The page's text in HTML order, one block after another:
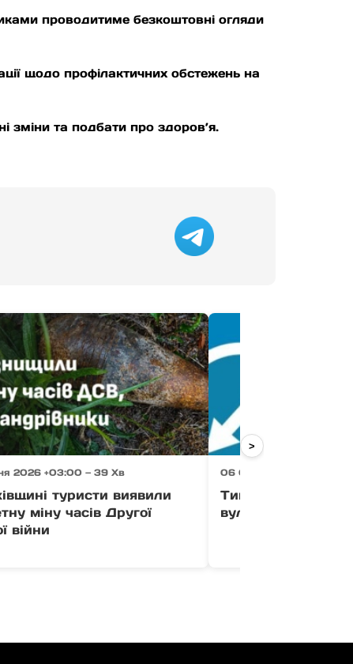
проводитиме безкоштовні огляди
щодо профілактичних обстежень на
зміни та подбати про здоров’я.
2026 +03:00 — 39 Хв
туристи виявили
міну часів Другої
війни
06 Серпня 2026 +03:00
Тимчасово
вулиці
>